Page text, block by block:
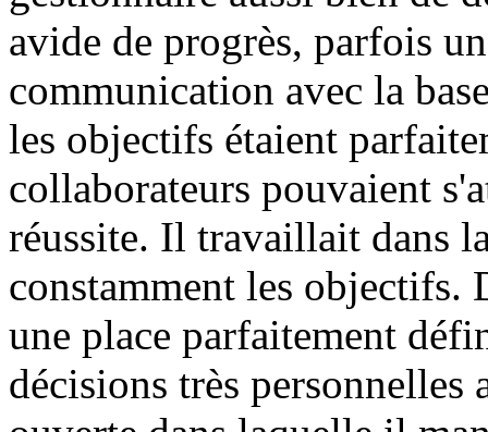
avide de progrès, parfois
communication avec la
les objectifs étaient
collaborateurs pouvaient
réussite. Il travaillait dans
constamment les objectifs.
une place parfaitement
décisions très personnelles